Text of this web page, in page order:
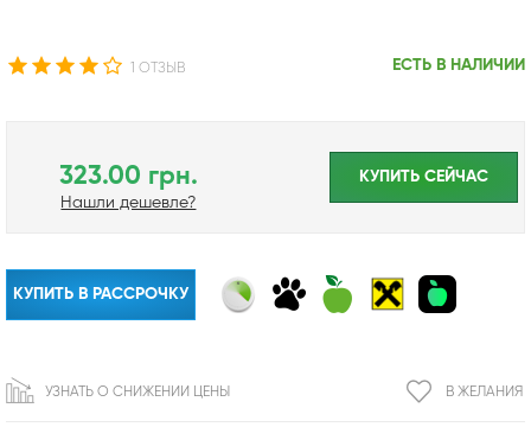
1 ОТЗЫВ ЕСТЬ В НАЛИЧИИ
323.00 грн.
Нашли дешевле?
КУПИТЬ CЕЙЧАС
КУПИТЬ В РАССРОЧКУ
В ЖЕЛАНИЯ
УЗНАТЬ О СНИЖЕНИИ ЦЕНЫ